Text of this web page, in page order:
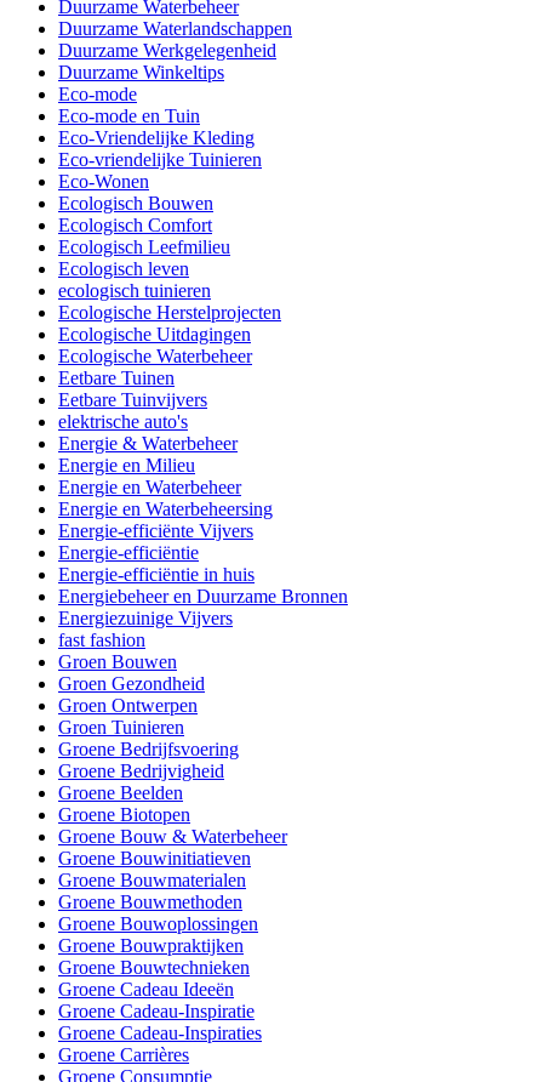
Duurzame Waterbeheer
Duurzame Waterlandschappen
Duurzame Werkgelegenheid
Duurzame Winkeltips
Eco-mode
Eco-mode en Tuin
Eco-Vriendelijke Kleding
Eco-vriendelijke Tuinieren
Eco-Wonen
Ecologisch Bouwen
Ecologisch Comfort
Ecologisch Leefmilieu
Ecologisch leven
ecologisch tuinieren
Ecologische Herstelprojecten
Ecologische Uitdagingen
Ecologische Waterbeheer
Eetbare Tuinen
Eetbare Tuinvijvers
elektrische auto's
Energie & Waterbeheer
Energie en Milieu
Energie en Waterbeheer
Energie en Waterbeheersing
Energie-efficiënte Vijvers
Energie-efficiëntie
Energie-efficiëntie in huis
Energiebeheer en Duurzame Bronnen
Energiezuinige Vijvers
fast fashion
Groen Bouwen
Groen Gezondheid
Groen Ontwerpen
Groen Tuinieren
Groene Bedrijfsvoering
Groene Bedrijvigheid
Groene Beelden
Groene Biotopen
Groene Bouw & Waterbeheer
Groene Bouwinitiatieven
Groene Bouwmaterialen
Groene Bouwmethoden
Groene Bouwoplossingen
Groene Bouwpraktijken
Groene Bouwtechnieken
Groene Cadeau Ideeën
Groene Cadeau-Inspiratie
Groene Cadeau-Inspiraties
Groene Carrières
Groene Consumptie